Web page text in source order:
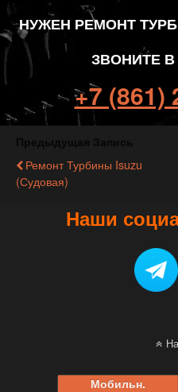
НУЖЕН РЕМОНТ
ЗВОНИТЕ В
+7 (861)
Ремонт Турбины Isuzu
(судовая)
Наши
Мобильн.